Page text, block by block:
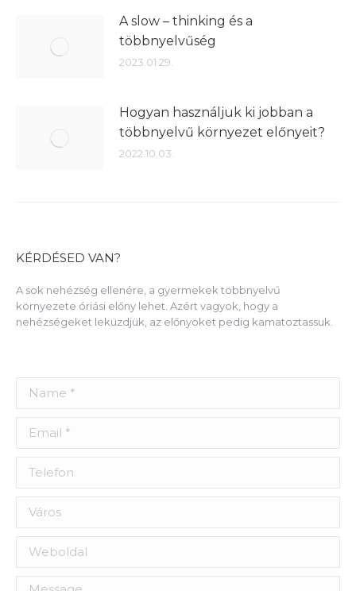
A slow – thinking és a
többnyelvűség
2023.01.29.
Hogyan használjuk ki jobban a
többnyelvű környezet előnyeit?
2022.10.03.
KÉRDÉSED VAN?
A sok nehézség ellenére, a gyermekek többnyelvű
környezete óriási előny lehet. Azért vagyok, hogy a
nehézségeket leküzdjük, az előnyöket pedig kamatoztassuk.
Message